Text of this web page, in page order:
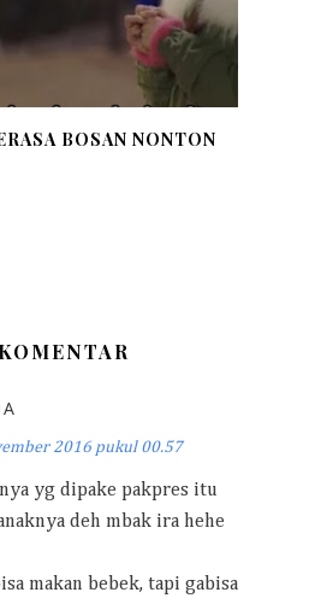
BOSAN NONTON
2016 pukul 00.57
yg dipake pakpres itu
deh mbak ira hehe
makan bebek, tapi gabisa